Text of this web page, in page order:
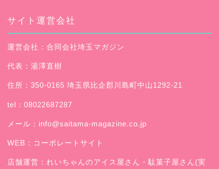
サイト運営会社
運営会社：合同会社埼玉マガジン
代表：湯澤直樹
住所：350-0165 埼玉県比企郡川島町中山1292-21
tel：08022687287
メール： info@saitama-magazine.co.jp
WEB： コーポレートサイト
店舗運営： れいちゃんのアイス屋さん ・駄菓子屋さん(実